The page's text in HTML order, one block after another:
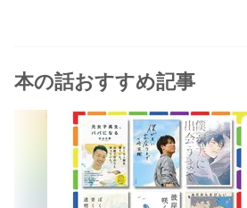
本の話おすすめ記事